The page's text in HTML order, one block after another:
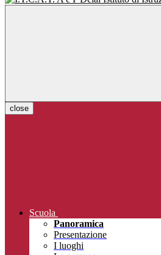
close
Scuola
Panoramica
Presentazione
I luoghi